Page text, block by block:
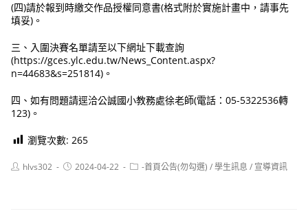
(四)請於報到時繳交作品授權同意書(格式附於實施計畫中，請事先
填妥)。
三、入圍決賽名單請至以下網址下載查詢
(https://gces.ylc.edu.tw/News_Content.aspx?
n=44683&s=251814)。
四、如有問題請逕洽公誠國小教務處徐老師(電話：05-5322536轉
123)。
瀏覽次數: 265
Posthlvs302
Post2024-04-22
Post-首頁公告(勿勾選) /學生訊息 / 宣導資訊